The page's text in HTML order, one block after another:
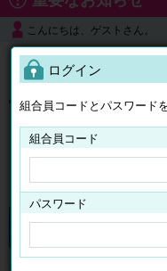
こんにちは、ゲストさん。
よくある質問
チケット
ログイン
組合員コードとパスワード
組合員コード
パスワード